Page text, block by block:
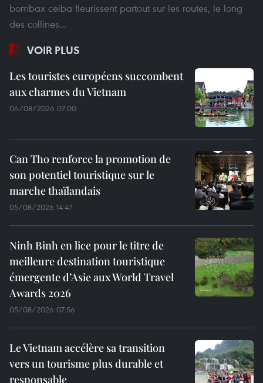
bombax ceiba fleurissent partout sur les routes, le long
des collines...
VOIR PLUS
Les touristes européens succombent
aux charmes du Vietnam
06/08/2026 07:00
Can Tho renforce la promotion de
son potentiel touristique sur le
marche thaïlandais
05/08/2026 14:47
Ninh Binh en lice pour le titre de
meilleure destination touristique
émergente d’Asie aux World Travel
Awards 2026
05/08/2026 07:56
Le Vietnam accélère sa transition
vers un tourisme plus durable et
responsable